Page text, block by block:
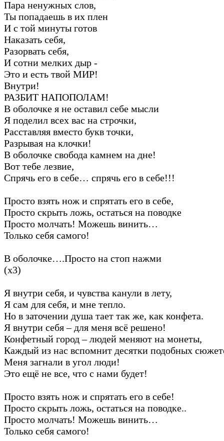
Пара ненужных слов,
Ты попадаешь в их плен
И с той минуты готов
Наказать себя,
Разорвать себя,
И сотни мелких дыр -
Это и есть твой МИР!
Внутри!
РАЗБИТ НАПОПОЛАМ!
В оболочке я не оставил себе мысли
Я поделил всех вас на строчки,
Расставляя вместо букв точки,
Разрывая на клочки!
В оболочке свобода камнем на дне!
Вот тебе лезвие,
Спрячь его в себе… спрячь его в себе!!!
Просто взять нож и спрятать его в себе,
Просто скрыть ложь, остаться на поводке
Просто молчать! Можешь винить…
Только себя самого!
В оболочке….Просто на стоп нажми
(х3)
Я внутри себя, и чувства канули в лету,
Я сам для себя, и мне тепло.
Но в заточении душа тает так же, как конфета.
Я внутри себя – для меня всё решено!
Конфетный город – людей меняют на монеты,
Каждый из нас вспомнит десятки подобных
Меня загнали в угол люди!
Это ещё не все, что с нами будет!
Просто взять нож и спрятать его в себе!
Просто скрыть ложь, остаться на поводке..
Просто молчать! Можешь винить…
Только себя самого!